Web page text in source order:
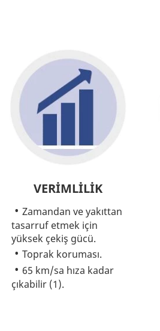
VERİMLİLİK
Zamandan ve yakıttan
tasarruf etmek için
yüksek çekiş gücü.
Toprak koruması.
65 km/sa hıza kadar
çıkabilir (1).